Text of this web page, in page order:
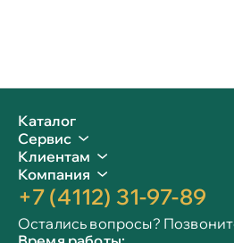
Каталог
Сервис
Клиентам
Компания
+7 (4112) 31-97-89
Остались вопросы?